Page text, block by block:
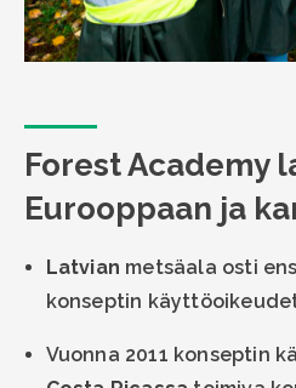
Forest Academy
Eurooppaan ja
Latvian metsäala osti
konseptin
Vuonna 2011 konseptin